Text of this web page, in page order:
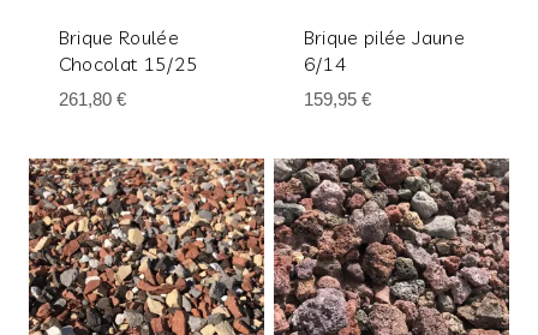
Brique Roulée
Chocolat 15/25
261,80 €
Brique pilée Jaune
6/14
159,95 €